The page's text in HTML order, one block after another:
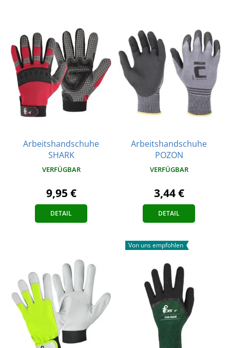
Arbeitshandschuhe
SHARK
VERFÜGBAR
9,95 €
DETAIL
Arbeitshandschuhe
POZON
VERFÜGBAR
3,44 €
DETAIL
Von uns empfohlen